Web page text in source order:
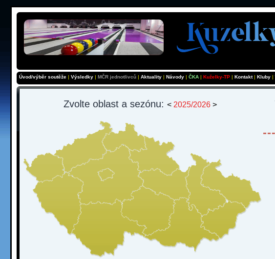
Úvod/výběr soutěže| Výsledky| MČR jednotlivců | Aktuality| Návody | ČKA| Kuželky-TP| Kontakt| Kluby |
Zvolte oblast a sezónu: < 2025/2026 >